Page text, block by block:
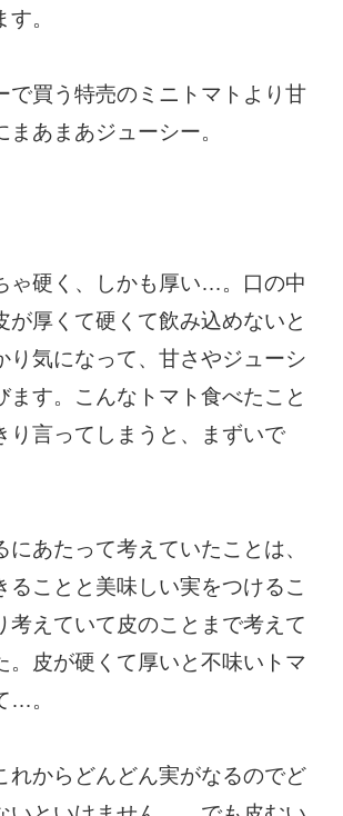
。
で買う特売のミニトマトより甘
あまあジューシー。
ゃ硬く、しかも厚い…。口の中
が厚くて硬くて飲み込めないと
り気になって、甘さやジューシ
ます。こんなトマト食べたこと
言ってしまうと、まずいで
にあたって考えていたことは、
ることと美味しい実をつけるこ
考えていて皮のことまで考えて
。皮が硬くて厚いと不味いトマ
…。
からどんどん実がなるのでど